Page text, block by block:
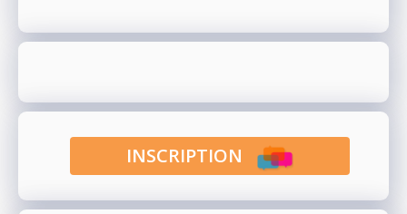
INSCRIPTION